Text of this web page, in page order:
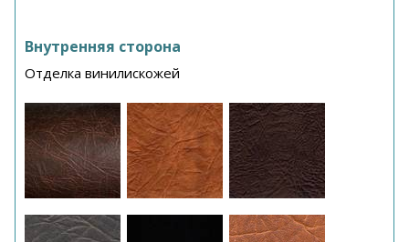
Внутренняя сторона
Отделка винилискожей